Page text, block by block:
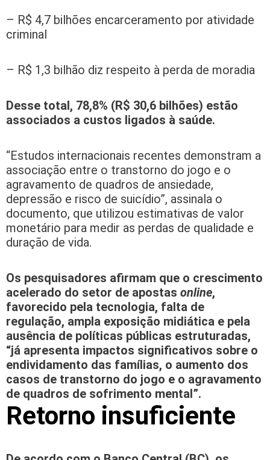
– R$ 4,7 bilhões encarceramento por atividade
criminal
– R$ 1,3 bilhão diz respeito à perda de moradia
Desse total, 78,8% (R$ 30,6 bilhões) estão
associados a custos ligados à saúde.
“Estudos internacionais recentes demonstram a
associação entre o transtorno do jogo e o
agravamento de quadros de ansiedade,
depressão e risco de suicídio”, assinala o
documento, que utilizou estimativas de valor
monetário para medir as perdas de qualidade e
duração de vida.
Os pesquisadores afirmam que o crescimento
acelerado do setor de apostas online,
favorecido pela tecnologia, falta de
regulação, ampla exposição midiática e pela
ausência de políticas públicas estruturadas,
“já apresenta impactos significativos sobre o
endividamento das famílias, o aumento dos
casos de transtorno do jogo e o agravamento
de quadros de sofrimento mental”.
Retorno insuficiente